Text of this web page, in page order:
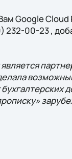
Google
232-00-23 ,